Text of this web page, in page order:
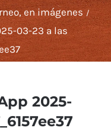
en imágenes
03-23 a las
2025-